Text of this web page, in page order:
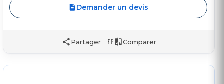
Demander un devis
Partager Comparer